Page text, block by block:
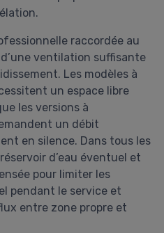
raccordée au
ventilation suffisante
Les modèles à
un espace libre
les versions à
un débit
en silence. Dans tous les
d’eau éventuel et
pour limiter les
pendant le service et
entre zone propre et